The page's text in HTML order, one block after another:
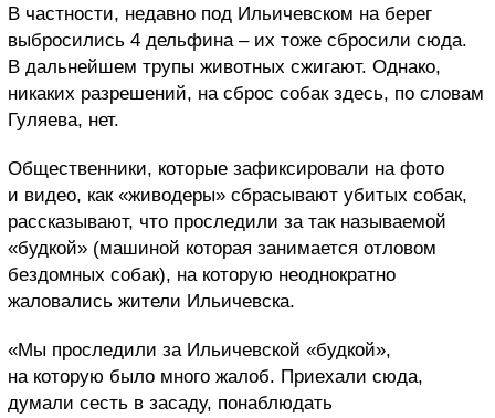
В частности, недавно под Ильичевском на берег
выбросились 4 дельфина – их тоже сбросили сюда.
В дальнейшем трупы животных сжигают. Однако,
никаких разрешений, на сброс собак здесь, по словам
Гуляева, нет.
Общественники, которые зафиксировали на фото
и видео, как «живодеры» сбрасывают убитых собак,
рассказывают, что проследили за так называемой
«будкой» (машиной которая занимается отловом
бездомных собак), на которую неоднократно
жаловались жители Ильичевска.
«Мы проследили за Ильичевской «будкой»,
на которую было много жалоб. Приехали сюда,
думали сесть в засаду, понаблюдать